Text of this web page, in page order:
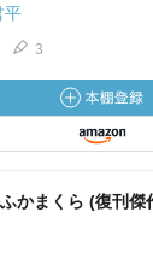
平
3
かまくら (復刊傑